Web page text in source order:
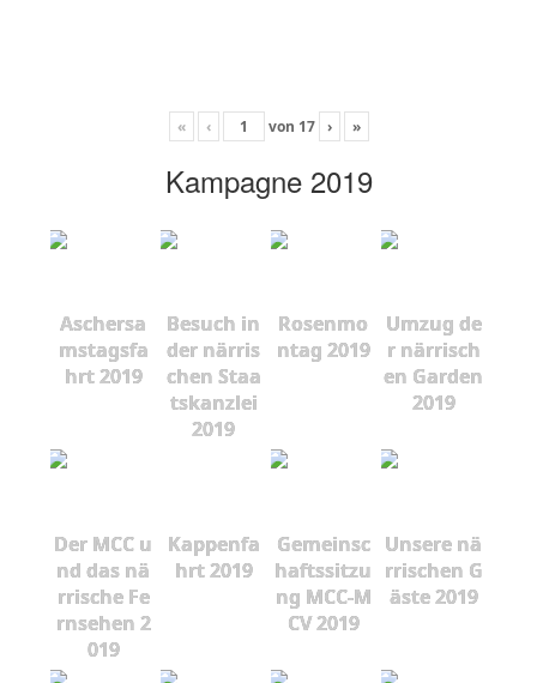
« ‹ von 17 › »
Kampagne 2019
Aschersa
mstagsfa
hrt 2019
Besuch in
der närris
chen Staa
tskanzlei
2019
Rosenmo
ntag 2019
Umzug de
r närrisch
en Garden
2019
Der MCC u
nd das nä
rrische Fe
rnsehen 2
019
Kappenfa
hrt 2019
Gemeinsc
haftssitzu
ng MCC-M
CV 2019
Unsere nä
rrischen G
äste 2019